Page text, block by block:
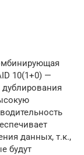
10(1+0) —
дублирования
данных, т.к.,
будут